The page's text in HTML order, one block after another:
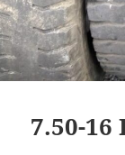
7.50-16